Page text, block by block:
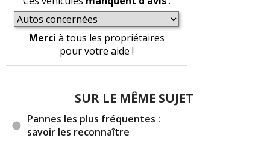
Merci à tous les propriétaires
pour votre aide !
SUR LE MÊME SUJET
Pannes les plus fréquentes :
savoir les reconnaître